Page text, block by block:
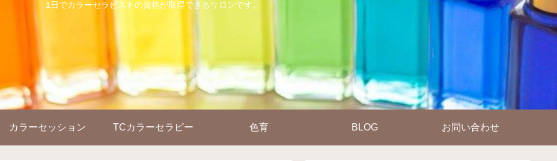
1日でカラーセラピストの資格が取得できるサロンです。
カラーセッション TCカラーセラピー 色育 BLOG お問い合わせ